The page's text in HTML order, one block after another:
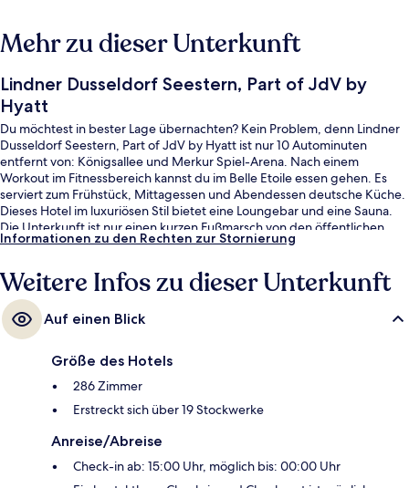
Mehr zu dieser Unterkunft
Lindner Dusseldorf Seestern, Part of JdV by
Hyatt
Du möchtest in bester Lage übernachten? Kein Problem, denn Lindner
Dusseldorf Seestern, Part of JdV by Hyatt ist nur 10 Autominuten
entfernt von: Königsallee und Merkur Spiel-Arena. Nach einem
Workout im Fitnessbereich kannst du im Belle Etoile essen gehen. Es
serviert zum Frühstück, Mittagessen und Abendessen deutsche Küche.
Dieses Hotel im luxuriösen Stil bietet eine Loungebar und eine Sauna.
Die Unterkunft ist nur einen kurzen Fußmarsch von den öffentlichen
Verkehrsmitteln entfernt: Zur U-Bahn läuft man 7 Minuten (Stadtbahn-
Prinzenallee).
Informationen zu den Rechten zur Stornierung
Weitere Infos zu dieser Unterkunft
Auf einen Blick
Größe des Hotels
286 Zimmer
Erstreckt sich über 19 Stockwerke
Anreise/Abreise
Check-in ab: 15:00 Uhr, möglich bis: 00:00 Uhr